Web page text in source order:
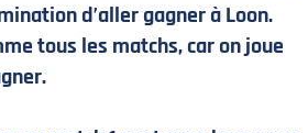
d’aller gagner à Loon.
tous les matchs, car on joue